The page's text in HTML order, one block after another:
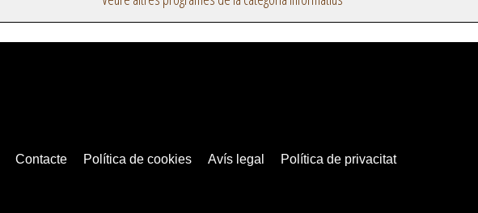
Contacte Política de cookies Avís legal Política de privacitat